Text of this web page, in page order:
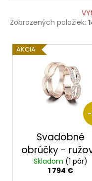
Zobrazených položiek:
V
ý
AKCIA
Svadobné
obrúčky -
zlato2014115/RX
Skladom (1 pár)
1 794 €